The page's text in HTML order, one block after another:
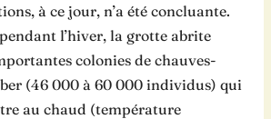
à ce jour, n’a été concluante.
l’hiver, la grotte abrite
colonies de chauves-
(46 000 à 60 000 individus) qui
au chaud (température